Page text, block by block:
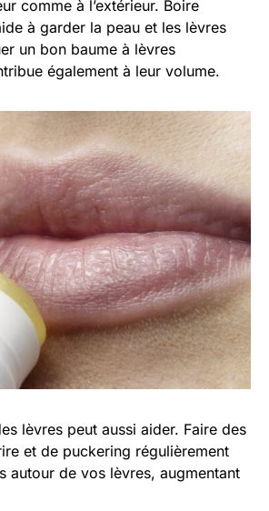
comme à l’extérieur. Boire
à garder la peau et les lèvres
un bon baume à lèvres
également à leur volume.
lèvres peut aussi aider. Faire des
et de puckering régulièrement
autour de vos lèvres, augmentant